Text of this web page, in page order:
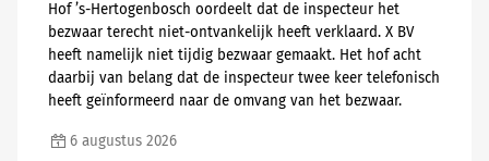
Hof ’s-Hertogenbosch oordeelt dat de inspecteur het
bezwaar terecht niet-ontvankelijk heeft verklaard. X BV
heeft namelijk niet tijdig bezwaar gemaakt. Het hof acht
daarbij van belang dat de inspecteur twee keer telefonisch
heeft geïnformeerd naar de omvang van het bezwaar.
6 augustus 2026